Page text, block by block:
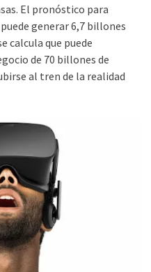
El pronóstico para
generar 6,7 billones
calcula que puede
de 70 billones de
al tren de la realidad